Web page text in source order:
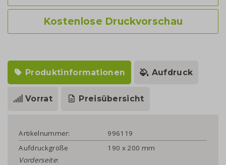
Kostenlose Druckvorschau
Produktinformationen Aufdruck
Vorrat Preisübersicht
Artikelnummer:
996119
Aufdruckgröße
Vorderseite:
190 x 200 mm